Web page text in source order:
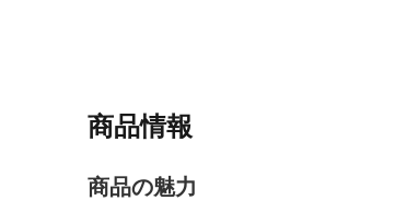
商品情報
商品の魅力